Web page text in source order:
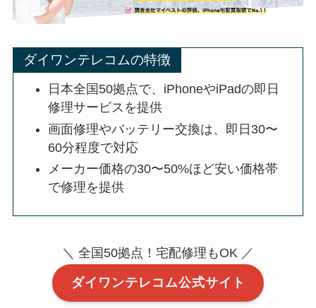
ダイワンテレコムの特徴
日本全国50拠点で、iPhoneやiPadの即日
修理サービスを提供
画面修理やバッテリー交換は、即日30〜
60分程度で対応
メーカー価格の30〜50%ほど安い価格帯
で修理を提供
＼ 全国50拠点！宅配修理もOK ／
ダイワンテレコム公式サイト